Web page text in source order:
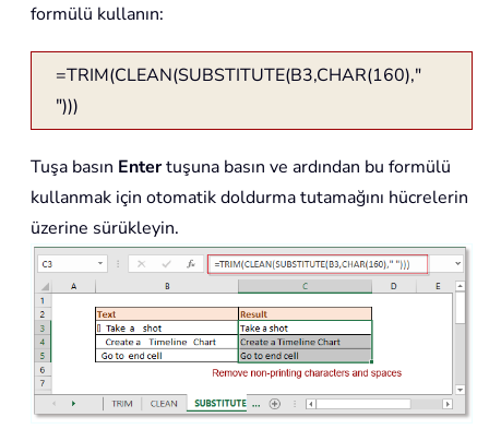
formülü kullanın:
=TRIM(CLEAN(SUBSTITUTE(B3,CHAR(160),"
")))
Tuşa basın Entertuşuna basın ve ardından bu formülü
kullanmak için otomatik doldurma tutamağını hücrelerin
üzerine sürükleyin.